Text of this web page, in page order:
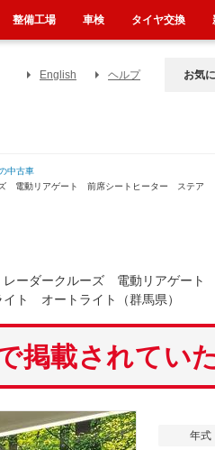
English ヘルプ お気
中古車
電動リアゲート 前席シートヒーター ステア
ダークルーズ 電動リアゲート
ト オートライト（群馬県）
掲載されてい
年式
整備工場 車検 タイヤ交換